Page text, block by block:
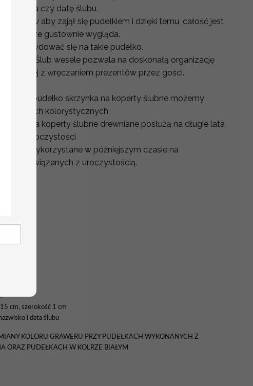
czy datę ślubu.
aby zajął się pudełkiem i dzięki temu, całość jest
i jeszcze gustownie wygląda.
zdecydować się na takie pudełko.
koperty Ślub wesele pozwala na doskonałą organizację
z wręczaniem prezentów przez gości.
pudelko skrzynka na koperty ślubne możemy
kolorystycznych
na koperty ślubne drewniane posłużą na długie lata
z uroczystości
zostać wykorzystane w późniejszym czasie na
związanych z uroczystością.
cm, szerokość 1 cm
i data ślubu
KOLORU GRAWERU PRZY PUDEŁKACH WYKONANYCH Z
ORAZ PUDEŁKACH W KOLRZE BIAŁYM